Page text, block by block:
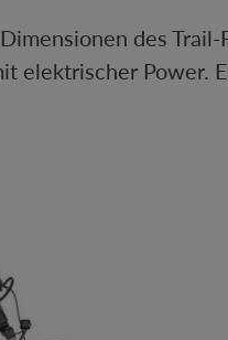
des
elektrischer